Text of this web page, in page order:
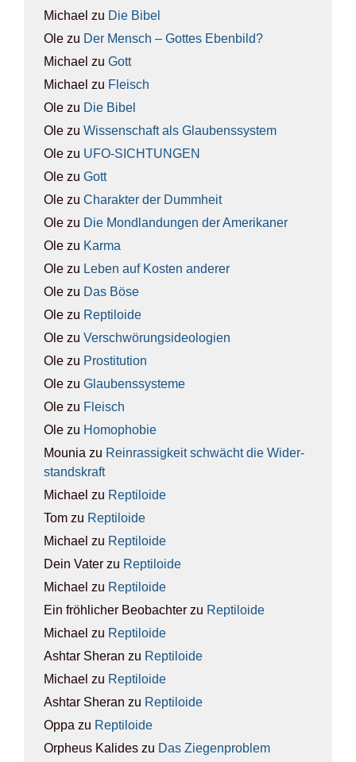
Michael zu Die Bibel
Ole zu Der Mensch – Got­tes Eben­bild?
Michael zu Gott
Michael zu Fleisch
Ole zu Die Bibel
Ole zu Wis­sen­schaft als Glau­bens­sys­tem
Ole zu UFO-SICH­TUN­GEN
Ole zu Gott
Ole zu Cha­rak­ter der Dumm­heit
Ole zu Die Mond­lan­dun­gen der Ame­ri­ka­ner
Ole zu Kar­ma
Ole zu Leben auf Kos­ten ande­rer
Ole zu Das Böse
Ole zu Rep­ti­lo­ide
Ole zu Ver­schwö­rungs­ideo­lo­gien
Ole zu Pro­sti­tu­ti­on
Ole zu Glau­bens­sys­te­me
Ole zu Fleisch
Ole zu Homo­pho­bie
Mounia zu Rein­ras­sig­keit schwächt die Wider­
stands­kraft
Michael zu Rep­ti­lo­ide
Tom zu Rep­ti­lo­ide
Michael zu Rep­ti­lo­ide
Dein Vater zu Rep­ti­lo­ide
Michael zu Rep­ti­lo­ide
Ein fröhlicher Beobachter zu Rep­ti­lo­ide
Michael zu Rep­ti­lo­ide
Ashtar Sheran zu Rep­ti­lo­ide
Michael zu Rep­ti­lo­ide
Ashtar Sheran zu Rep­ti­lo­ide
Oppa zu Rep­ti­lo­ide
Orpheus Kalides zu Das Zie­gen­pro­blem